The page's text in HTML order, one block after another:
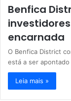
Benfica
encarnada
O Benfica District
está a ser
Leia mais »